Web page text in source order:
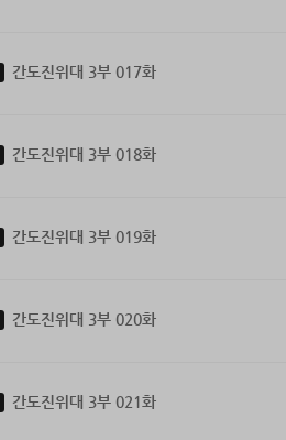
간도진위대 3부 017화
간도진위대 3부 018화
간도진위대 3부 019화
간도진위대 3부 020화
간도진위대 3부 021화